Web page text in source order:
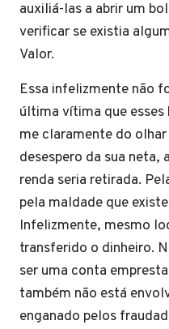
auxiliá-las a abrir um
verificar se existia
Valor.
Essa infelizmente não
última vítima que
me claramente do
desespero da sua neta,
renda seria retirada.
pela maldade que
Infelizmente, mesmo
transferido o dinheiro.
ser uma conta
também não está
enganado pelos